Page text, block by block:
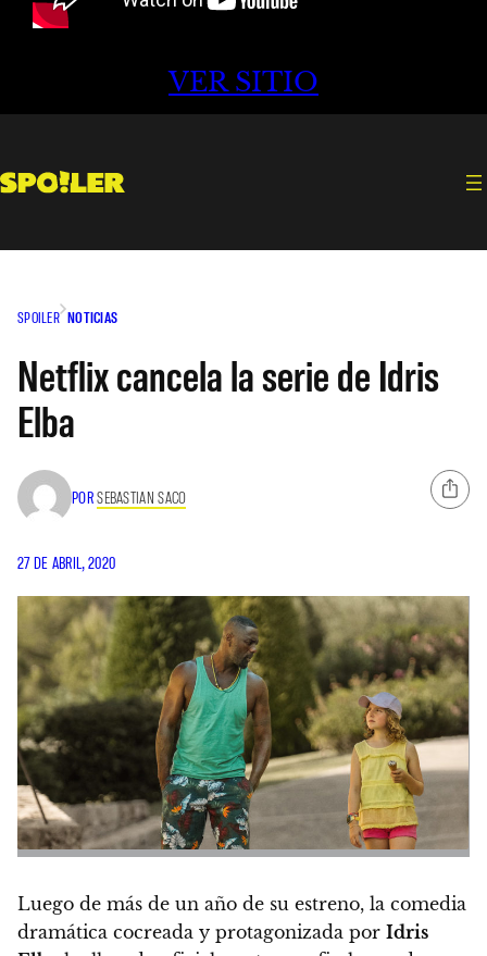
VER SITIO
SPOILER NOTICIAS
Netflix cancela la serie de Idris
Elba
PORSEBASTIAN SACO
27 DE ABRIL, 2020
Luego de más de un año de su estreno, la comedia
dramática cocreada y protagonizada por Idris